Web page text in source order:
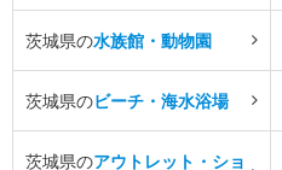
茨城県の水族館・動物園
茨城県のビーチ・海水浴場
茨城県のアウトレット・ショ